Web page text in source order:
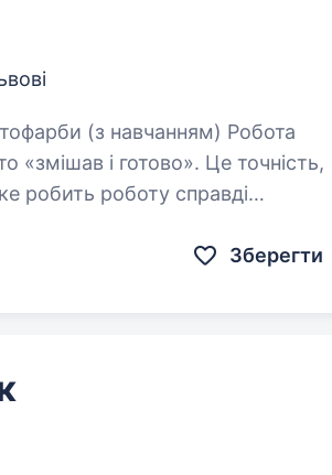
готово». Це точність,
робить роботу справді
Зберегти